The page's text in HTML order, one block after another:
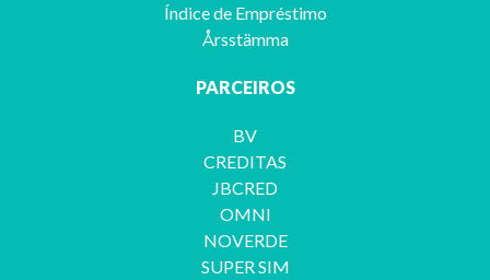
Índice de Empréstimo
Årsstämma
PARCEIROS
BV
CREDITAS
JBCRED
OMNI
NOVERDE
SUPER SIM